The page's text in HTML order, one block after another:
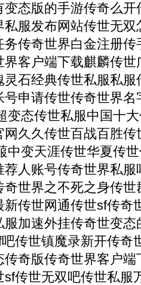
态版的手游传奇么
服发布网站传世无
传奇世界白金注册
客户端下载麒麟传
灵石经典传世私服私
申请传世传奇世界
变态传世私服中国十
久久传世百战百胜
中变天涯传世华夏传
人账号传奇世界私
世界之不死之身传
传世网通传世sf传奇
加速外挂传奇世变
传世镇魔录新开传奇
奇版传奇世界客户
传世无双吧传世私服